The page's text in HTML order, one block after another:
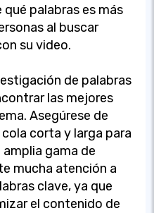
palabras es más
al buscar
su video.
de palabras
las mejores
Asegúrese de
corta y larga para
gama de
mucha atención a
clave, ya que
el contenido de